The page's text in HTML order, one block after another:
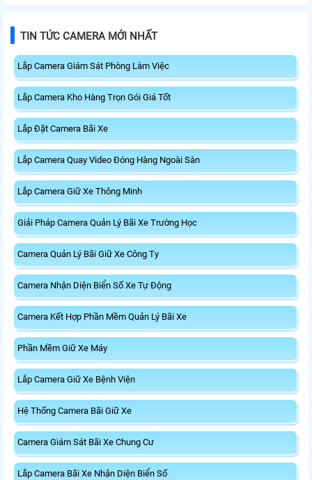
TIN TỨC CAMERA MỚI NHẤT
Lắp Camera Giám Sát Phòng Làm Việc
Lắp Camera Kho Hàng Trọn Gói Giá Tốt
Lắp Đặt Camera Bãi Xe
Lắp Camera Quay Video Đóng Hàng Ngoài Sàn
Lắp Camera Giữ Xe Thông Minh
Giải Pháp Camera Quản Lý Bãi Xe Trường Học
Camera Quản Lý Bãi Giữ Xe Công Ty
Camera Nhận Diện Biển Số Xe Tự Động
Camera Kết Hợp Phần Mềm Quản Lý Bãi Xe
Phần Mềm Giữ Xe Máy
Lắp Camera Giữ Xe Bệnh Viện
Hệ Thống Camera Bãi Giữ Xe
Camera Giám Sát Bãi Xe Chung Cư
Lắp Camera Bãi Xe Nhận Diện Biển Số